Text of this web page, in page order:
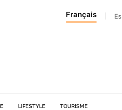
Français
LIFESTYLE TOURISME